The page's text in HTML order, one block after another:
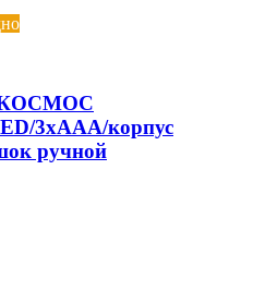
КОСМОС
3xAAА/корпус
ручной